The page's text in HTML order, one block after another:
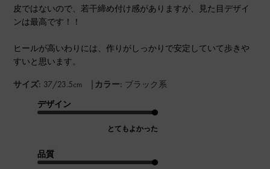
皮ではないので、若干締め付け感がありますが、見た目デザイ
ンは最高です！！
ヒールが高いわりには、作りがしっかりで安定していて歩きや
すいと思います。
サイズ: 37/23.5cm | カラー: ブラック系
デザイン
とてもよかった
品質